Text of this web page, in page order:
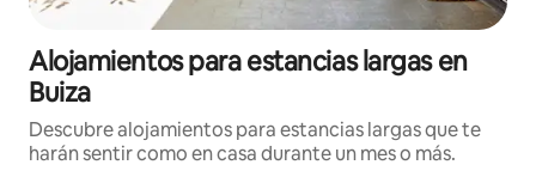
Alojamientos para estancias largas en
Buiza
Descubre alojamientos para estancias largas que te
harán sentir como en casa durante un mes o más.